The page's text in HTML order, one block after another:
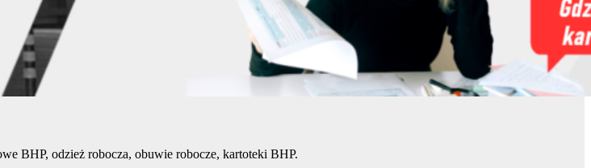
BHP, odzież robocza, obuwie robocze, kartoteki BHP.